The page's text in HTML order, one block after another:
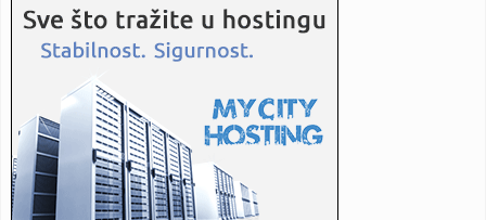
20:08: (UŽIVO) Borac - Vitebsk: Banjalučani nastavljaju trku za
Evropo...
20:08:
50....
20:08:Brza pruga između Beograda i Budimpešte najavljena za
jesen
20:08:Del Arno bend 19. septembra koncertom obilježava 40
godina rada